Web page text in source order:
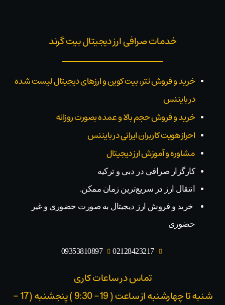
خدمات صرافی ارز دیجیتال بیت گرند
خرید و فروش تتر، بیت کوین و ارزهای دیجیتال لیست شده
در بایننس
خرید و فروش حجم بالا و عمده بصورت روزانه
احراز هویت کاربران ایرانی در بایننس
مشاوره و آموزش ارز دیجیتال
کارگزار صرافی در دبی و ترکیه
انتقال ارز در سریع‌ترین زمان ممکن.
خرید و فروش ارز دیجیتال به صورت حضوری و غیر
حضوری
02128423217
09353810897
تماس در ساعات کاری
شنبه تا چهارشنبه از ساعت ( 19- 9:30 ) پنجشنبه (17 -